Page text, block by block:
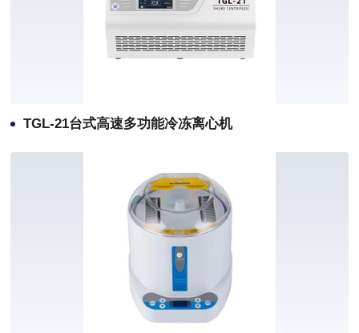
TGL-21台式高速多功能冷冻离心机